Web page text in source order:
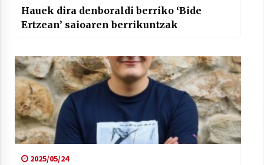
Hauek dira denboraldi berriko ‘Bide
Ertzean’ saioaren berrikuntzak
2025/05/24